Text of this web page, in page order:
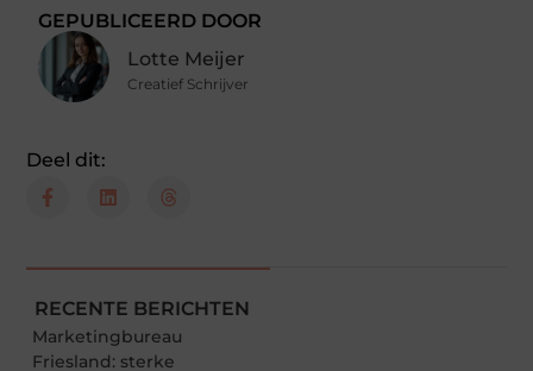
GEPUBLICEERD DOOR
Lotte Meijer
Creatief Schrijver
Deel dit:
RECENTE BERICHTEN
Marketingbureau
Friesland: sterke